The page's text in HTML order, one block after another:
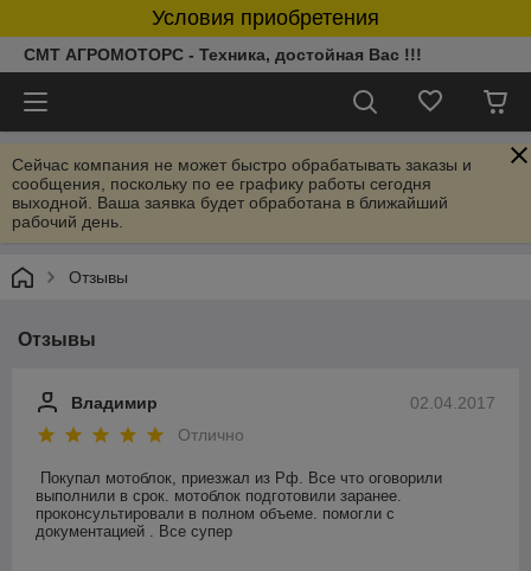
Условия приобретения
СМТ АГРОМОТОРС - Техника, достойная Вас !!!
Сейчас компания не может быстро обрабатывать заказы и
сообщения, поскольку по ее графику работы сегодня
выходной. Ваша заявка будет обработана в ближайший
рабочий день.
Отзывы
Отзывы
02.04.2017
Владимир
Отлично
Покупал мотоблок, приезжал из Рф. Все что оговорили
выполнили в срок. мотоблок подготовили заранее.
проконсультировали в полном объеме. помогли с
документацией . Все супер